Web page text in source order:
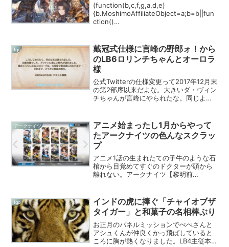
(function(b,c,f,g,a,d,e)
{b.MoshimoAffiliateObject=a;b=b||fun
ction()
fgo
戴冠式仕様に言峰の野郎ォ！から
のLB6ロリンチちゃんとオーロラ
様
公式Twitterの仕様変更って2017年12月末
の第2部序以来だよな。大きいダ・ヴィン
チちゃんが言峰にやられたな。同じよう
着々と離脱フラグを建ててるよお。言
峰...
アークナイツ
アニメ始まったし1月からやって
たアークナイツの色んなスクラッ
プ
アニメ1話の生まれたての子牛のような石
棺から目覚めてすぐのドクターが頭から
離れない。アークナイツ【黎明前
観られる福利厚生。AmazonのBlu-ray特
典...
fgo
インドの虎に捧ぐ「チャイオブザ
タイガー」と和菓子の名相棒ぶり
お正月のパネルミッションでぺぺさんと
アシュくんが仲良くかっ飛ばしていると
ころに胸が熱くなりました。LB4主従本